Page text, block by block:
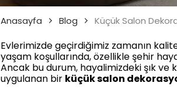
Anasayfa Blog
Evlerimizde geçirdiğimiz zamanın
yaşam koşullarında, özellikle şehir
Ancak bu durum, hayalimizdeki şık
uygulanan bir küçük salon